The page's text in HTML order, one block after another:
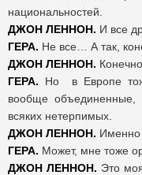
национальностей.
ДЖОН ЛЕННОН. И все
ГЕРА. Не все… А так,
ДЖОН ЛЕННОН. Конечно.
ГЕРА. Но в Европе
вообще
всяких нетерпимых.
ДЖОН ЛЕННОН. Именно
ГЕРА. Может, мне тоже
ДЖОН ЛЕННОН. Это